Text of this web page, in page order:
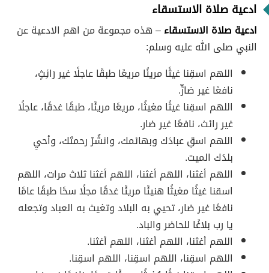
ادعية صلاة الاستسقاء
ادعية صلاة الاستسقاء– هذه مجموعة من اهم الادعية عن
النبي صلى الله عليه وسلم:
اللهم اسقِنا غيثًا مريئًا مريعًا طبقًا عاجلًا غير رَائِثٍ،
نافعًا غير ضارٍّ.
اللهم اسقِنا غيثًا مغيثًا، مريعًا مريئًا، طبقًا غدقًا، عاجلًا
غير رائث، نافعًا غير ضار.
اللهم اسقِ عبادَك وبهائمك، وانشُرْ رحمتَك، وأحيِ
بلدَك الميت.
اللهم أغثنا، اللهم أغثنا، اللهم أغثنا ثلاث مرات، اللهم
اسقنا غيثًا مغيثًا هنيئًا مريئًا غدقًا مجلًا سحًا طبقًا عامًا
نافعًا غير ضار، تحيي به البلاد وتغيث به العباد وتجعله
يا رب بلاغًا للحاضر والباد.
اللهم أغثنا، اللهم أغثنا، اللهم أغثنا.
اللهم اسقِنا، اللهم اسقِنا، اللهم اسقِنا.